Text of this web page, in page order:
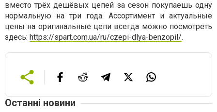
вместо трёх дешёвых цепей за сезон покупаешь одну
нормальную на три года. Ассортимент и актуальные
цены на оригинальные цепи всегда можно посмотреть
здесь: https://spart.com.ua/ru/czepi-dlya-benzopil/.
Останні новини